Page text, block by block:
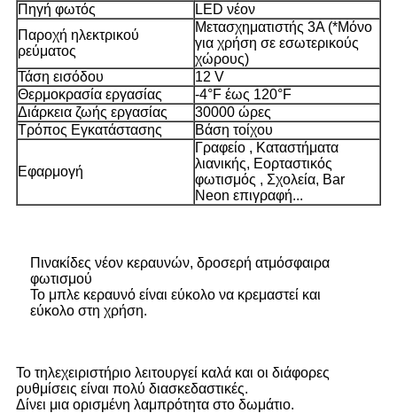
Πηγή φωτός
LED νέον
Παροχή ηλεκτρικού
ρεύματος
Μετασχηματιστής 3A (*Μόνο
για χρήση σε εσωτερικούς
χώρους)
Τάση εισόδου
12 V
Θερμοκρασία εργασίας
-4°F έως 120°F
Διάρκεια ζωής εργασίας
30000 ώρες
Τρόπος Εγκατάστασης
Βάση τοίχου
Εφαρμογή
Γραφείο , Καταστήματα
λιανικής, Εορταστικός
φωτισμός , Σχολεία, Bar
Neon επιγραφή...
Πινακίδες νέον κεραυνών, δροσερή ατμόσφαιρα
φωτισμού
Το μπλε κεραυνό είναι εύκολο να κρεμαστεί και
εύκολο στη χρήση.
Το τηλεχειριστήριο λειτουργεί καλά και οι διάφορες
ρυθμίσεις είναι πολύ διασκεδαστικές.
Δίνει μια ορισμένη λαμπρότητα στο δωμάτιο.